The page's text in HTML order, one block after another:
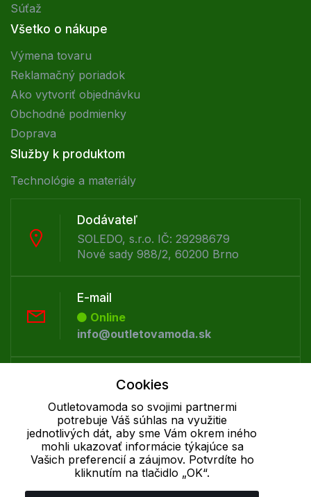
Súťaž
Všetko o nákupe
Výmena tovaru
Reklamačný poriadok
Ako vytvoriť objednávku
Obchodné podmienky
Doprava
Služby k produktom
Technológie a materiály
Dodávateľ
SOLEDO, s.r.o. IČ: 29298679
Nové sady 988/2, 60200 Brno
E-mail
Online
info@outletovamoda.sk
Telefón:
+421 277 270 055
Cookie - podrobné nastavenie | Ďalšie informácie|
Spracovanie
osobných údajov
Cookies
Outletovamoda so svojimi partnermi
potrebuje Váš súhlas na využitie
jednotlivých dát, aby sme Vám okrem iného
mohli ukazovať informácie týkajúce sa
Vašich preferencií a záujmov. Potvrdíte ho
kliknutím na tlačidlo „OK“.